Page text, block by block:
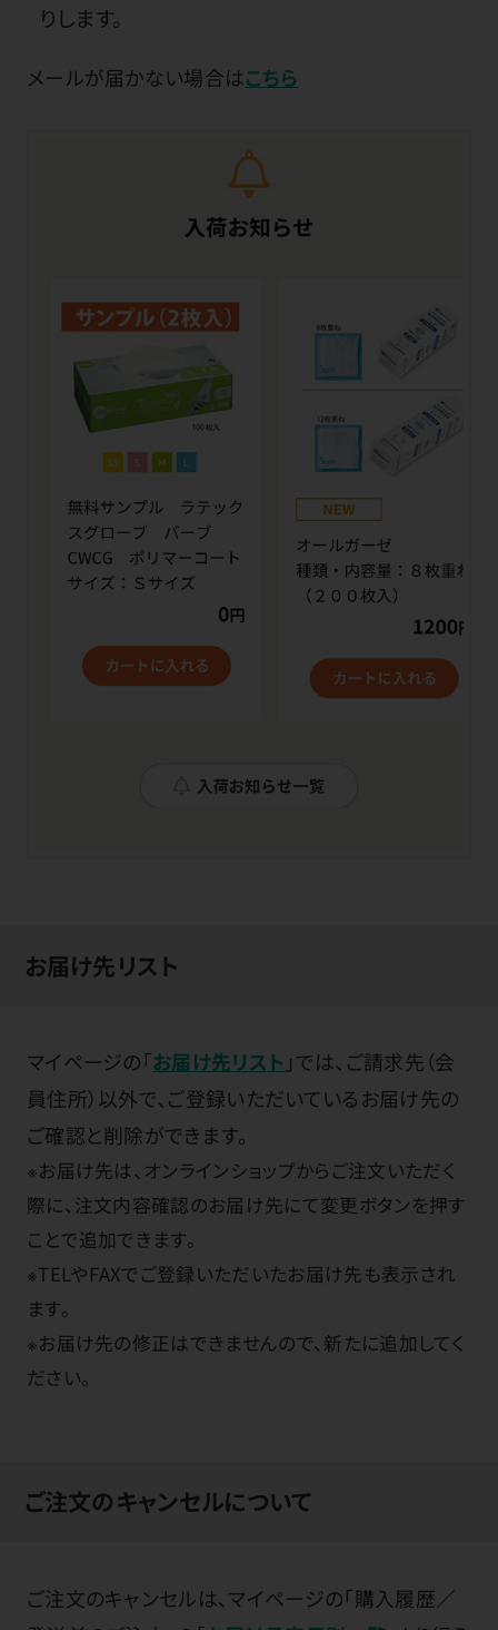
りします。
メールが届かない場合はこちら
お届け先リスト
マイページの「お届け先リスト 」では、ご請求先（会
員住所）以外で、ご登録いただいているお届け先の
ご確認と削除ができます。
※お届け先は、オンラインショップからご注文いただく
際に、注文内容確認のお届け先にて変更ボタンを押す
ことで追加できます。
※TELやFAXでご登録いただいたお届け先も表示され
ます。
※お届け先の修正はできませんので、新たに追加してく
ださい。
ご注文のキャンセルについて
ご注文のキャンセルは、マイページの「購入履歴／